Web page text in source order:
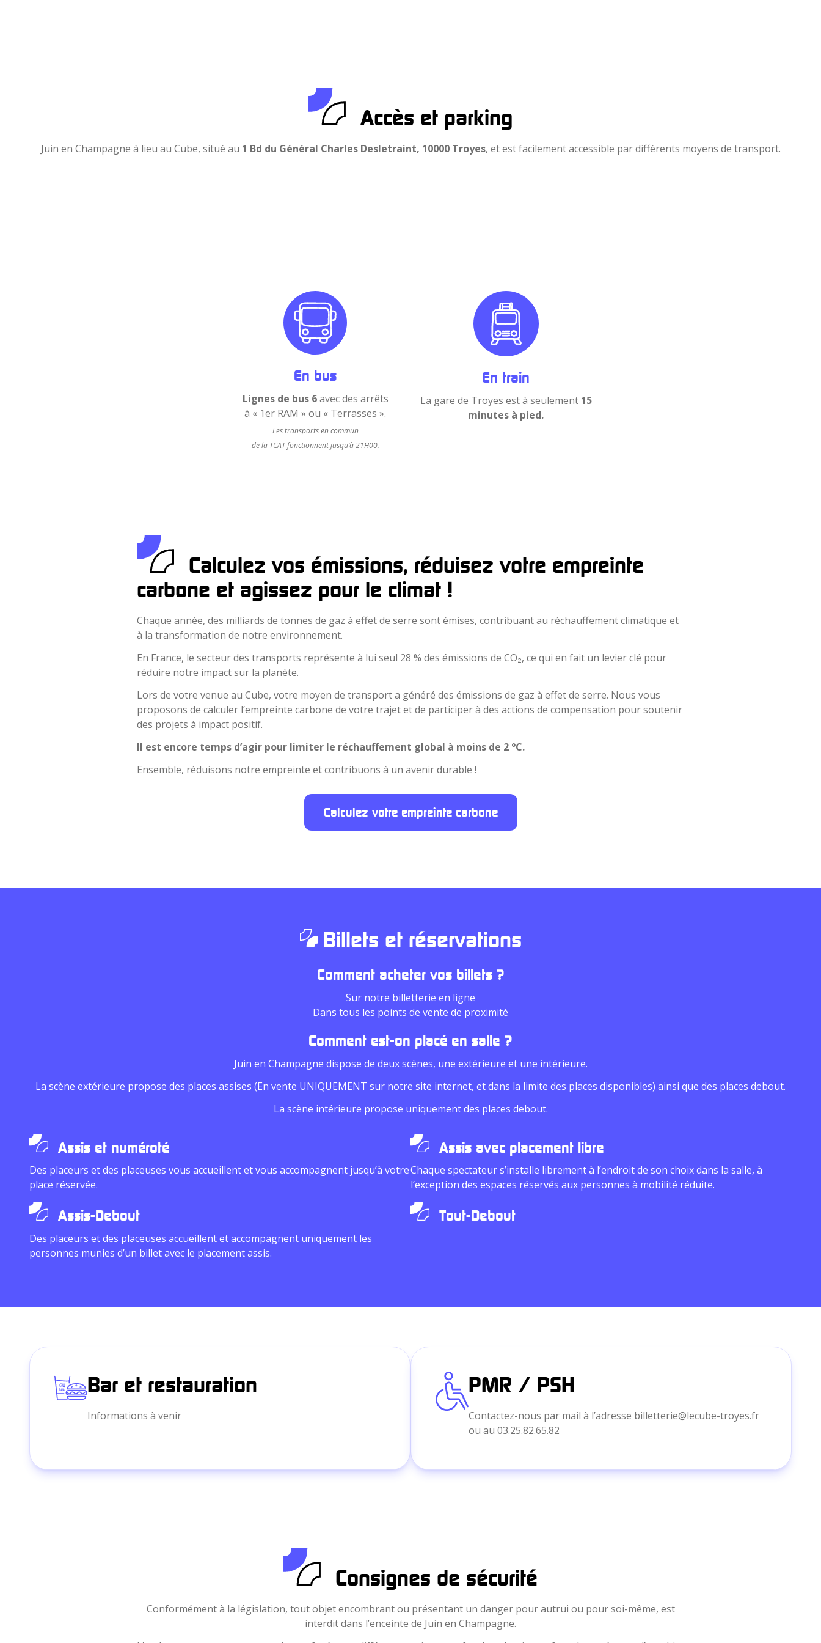
Accès et parking
Juin en Champagne à lieu au Cube, situé au 1 Bd du Général Charles Desletraint, 10000 Troyes, et est facilement accessible par différents moyens de transport.
En bus
Lignes de bus 6avec des arrêts
à « 1er RAM » ou « Terrasses ».
Les transports en commun
de la TCAT fonctionnent jusqu’à 21H00.
En train
La gare de Troyes est à seulement 15
minutes à pied.
Calculez vos émissions, réduisez votre empreinte
carbone et agissez pour le climat !
Chaque année, des milliards de tonnes de gaz à effet de serre sont émises, contribuant au réchauffement climatique et
à la transformation de notre environnement.
En France, le secteur des transports représente à lui seul 28 % des émissions de CO₂, ce qui en fait un levier clé pour
réduire notre impact sur la planète.
Lors de votre venue au Cube, votre moyen de transport a généré des émissions de gaz à effet de serre. Nous vous
proposons de calculer l’empreinte carbone de votre trajet et de participer à des actions de compensation pour soutenir
des projets à impact positif.
Il est encore temps d’agir pour limiter le réchauffement global à moins de 2 °C.
Ensemble, réduisons notre empreinte et contribuons à un avenir durable !
Calculez votre empreinte carbone
Billets et réservations
Comment acheter vos billets ?
Sur notre billetterie en ligne
Dans tous les points de vente de proximité
Comment est-on placé en salle ?
Juin en Champagne dispose de deux scènes, une extérieure et une intérieure.
La scène extérieure propose des places assises (En vente UNIQUEMENT sur notre site internet, et dans la limite des places disponibles) ainsi que des places debout.
La scène intérieure propose uniquement des places debout.
Assis et numéroté
Des placeurs et des placeuses vous accueillent et vous accompagnent jusqu’à votre
place réservée.
Assis-Debout
Des placeurs et des placeuses accueillent et accompagnent uniquement les
personnes munies d’un billet avec le placement assis.
Assis avec placement libre
Chaque spectateur s’installe librement à l’endroit de son choix dans la salle, à
l’exception des espaces réservés aux personnes à mobilité réduite.
Tout-Debout
Bar et restauration
Informations à venir
PMR / PSH
Contactez-nous par mail à l’adresse billetterie@lecube-troyes.fr
ou au03.25.82.65.82
Consignes de sécurité
Conformément à la législation, tout objet encombrant ou présentant un danger pour autrui ou pour soi-même, est
interdit dans l’enceinte de Juin en Champagne.